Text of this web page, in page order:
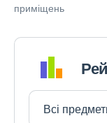
приміщень